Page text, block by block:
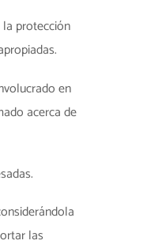
protección
en
acerca de
las